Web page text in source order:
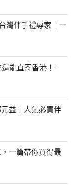
灣伴手禮專家｜一
能直寄香港！-
益｜人氣必買伴
一篇帶你買得最